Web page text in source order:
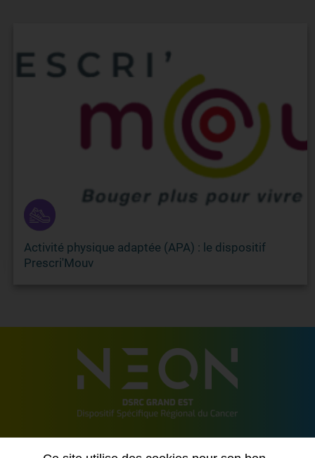
Activité physique adaptée (APA) : le dispositif
Prescri'Mouv